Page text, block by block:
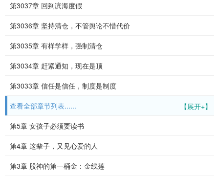
第3037章 回到滨海度假
第3036章 坚持清仓，不管舆论不惜代价
第3035章 有样学样，强制清仓
第3034章 赶紧通知，现在是顶
第3033章 信任是信任，制度是制度
【展开+】
查看全部章节列表......
第5章 女孩子必须要读书
第4章 这辈子，又见心爱的人
第3章 股神的第一桶金：金线莲